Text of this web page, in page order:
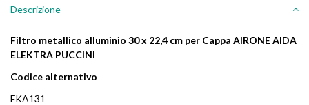
Descrizione
Filtro metallico alluminio 30 x 22,4 cm per Cappa AIRONE AIDA
ELEKTRA PUCCINI
Codice alternativo
FKA131